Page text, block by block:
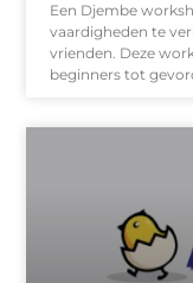
Een Djembe
vaardigheden te
vrienden. Deze
beginners tot